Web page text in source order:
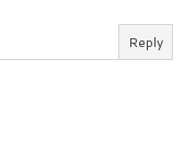
Reply